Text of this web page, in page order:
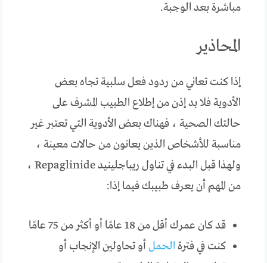
مباشرة بعد الوجبة.
المحاذير
إذا كنت تعاني من ردود فعل سلبية تجاه بعض
الأدوية فلا بد إذن من إطلاع الطبيب المشرف على
حالتك الصحية ، فهناك بعض الأدوية التي تعتبر غير
مناسبة للأشخاص الذين يعانون من حالات معينة ،
ولهذا قبل البدء في تناول ريباجلينيد Repaglinide ،
من المهم أن يعرف طبيبك فيما إذا:
قد كان عمرك أقل من 18 عامًا أو أكثر من 75 عامًا
كنت في فترة الحمل أو تحاولين الإنجاب أو